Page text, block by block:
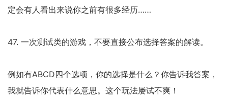
定会有人看出来说你之前有很多经历……
47. 一次测试类的游戏，不要直接公布选择答案的解读。
例如有ABCD四个选项，你的选择是什么？你告诉我答案，
我就告诉你代表什么意思。这个玩法屡试不爽！